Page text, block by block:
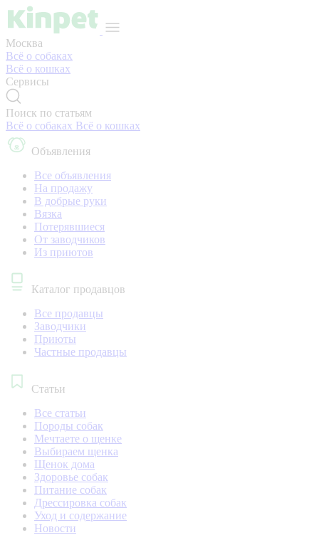
Москва
Всё о собаках
Всё о кошках
Сервисы
Поиск по статьям
Всё о собаках Всё о кошках
Объявления
Все объявления
На продажу
В добрые руки
Вязка
Потерявшиеся
От заводчиков
Из приютов
Каталог продавцов
Все продавцы
Заводчики
Приюты
Частные продавцы
Статьи
Все статьи
Породы собак
Мечтаете о щенке
Выбираем щенка
Щенок дома
Здоровье собак
Питание собак
Дрессировка собак
Уход и содержание
Новости